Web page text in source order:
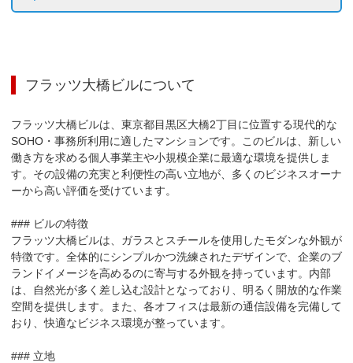
フラッツ大橋ビルについて
フラッツ大橋ビルは、東京都目黒区大橋2丁目に位置する現代的な
SOHO・事務所利用に適したマンションです。このビルは、新しい
働き方を求める個人事業主や小規模企業に最適な環境を提供しま
す。その設備の充実と利便性の高い立地が、多くのビジネスオーナ
ーから高い評価を受けています。
### ビルの特徴
フラッツ大橋ビルは、ガラスとスチールを使用したモダンな外観が
特徴です。全体的にシンプルかつ洗練されたデザインで、企業のブ
ランドイメージを高めるのに寄与する外観を持っています。内部
は、自然光が多く差し込む設計となっており、明るく開放的な作業
空間を提供します。また、各オフィスは最新の通信設備を完備して
おり、快適なビジネス環境が整っています。
### 立地